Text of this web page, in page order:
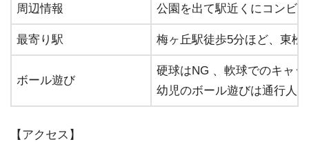
周辺情報 公園を出て駅近くにコンビ
最寄り駅 梅ヶ丘駅徒歩5分ほど、東松
ボール遊び
硬球はNG 、軟球でのキャ
幼児のボール遊びは通行人
【アクセス】